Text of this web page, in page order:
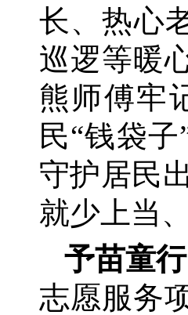
长、热心
巡逻等暖
熊师傅牢
民“钱袋
守护居民
就少上当
予苗童
志愿服务